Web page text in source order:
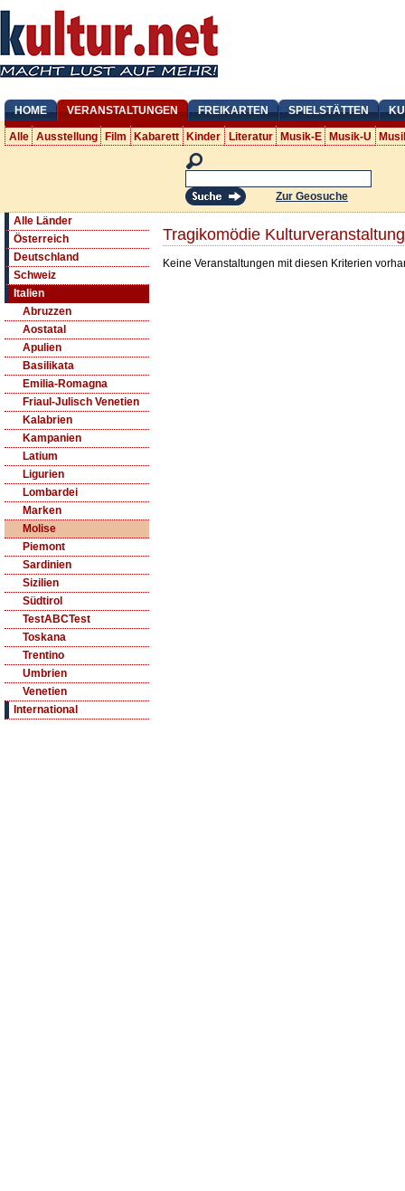
HOME VERANSTALTUNGEN FREIKARTEN SPIELSTÄTTEN
Alle Ausstellung Film Kabarett Kinder Literatur Musik-E Musik-U
Zur Geosuche
Alle Länder
Österreich
Deutschland
Schweiz
Italien
Abruzzen
Aostatal
Apulien
Basilikata
Emilia-Romagna
Friaul-Julisch Venetien
Kalabrien
Kampanien
Latium
Ligurien
Lombardei
Marken
Molise
Piemont
Sardinien
Sizilien
Südtirol
TestABCTest
Toskana
Trentino
Umbrien
Venetien
International
Tragikomödie
Keine Veranstaltungen mit diesen Kriterien